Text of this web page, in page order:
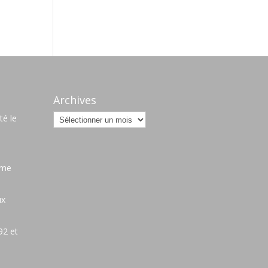
le
et
Archives
Archives